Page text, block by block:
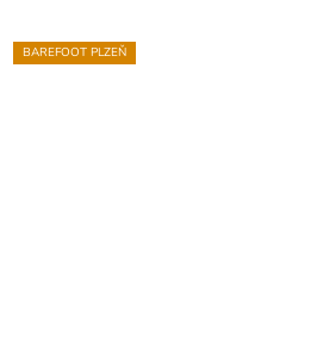
BAREFOOT PLZEŇ